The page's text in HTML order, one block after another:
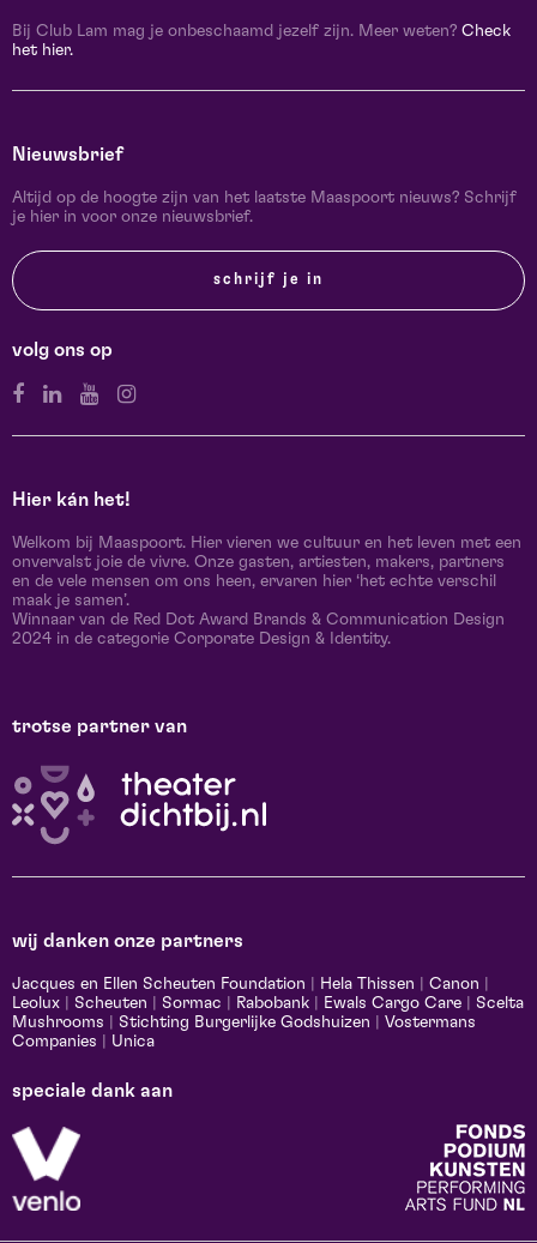
Bij Club Lam mag je onbeschaamd jezelf zijn. Meer weten? Check
het hier.
Nieuwsbrief
Altijd op de hoogte zijn van het laatste Maaspoort nieuws? Schrijf
je hier in voor onze nieuwsbrief.
schrijf je in
volg ons op
Hier kán het!
Welkom bij Maaspoort. Hier vieren we cultuur en het leven met een
onvervalst joie de vivre. Onze gasten, artiesten, makers, partners
en de vele mensen om ons heen, ervaren hier ‘het echte verschil
maak je samen’.
Winnaar van de Red Dot Award Brands & Communication Design
2024 in de categorie Corporate Design & Identity.
trotse partner van
wij danken onze partners
Jacques en Ellen Scheuten Foundation Hela Thissen Canon
Leolux
Scheuten Sormac Rabobank Ewals Cargo Care
Scelta
Mushrooms
Stichting Burgerlijke Godshuizen
Vostermans
Companies
Unica
speciale dank aan